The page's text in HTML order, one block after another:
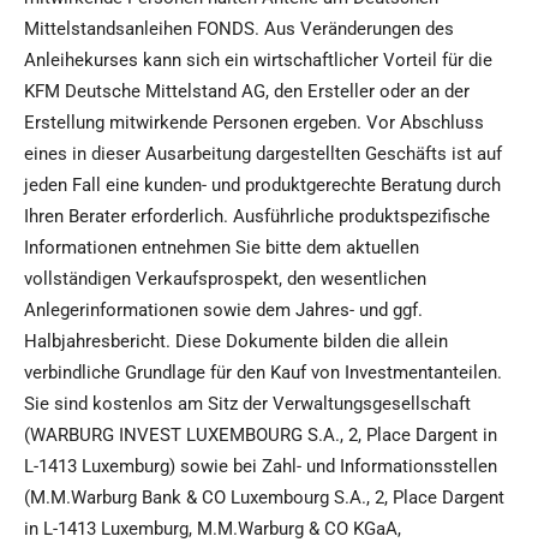
Mittelstandsanleihen FONDS. Aus Veränderungen des
Anleihekurses kann sich ein wirtschaftlicher Vorteil für die
KFM Deutsche Mittelstand AG, den Ersteller oder an der
Erstellung mitwirkende Personen ergeben. Vor Abschluss
eines in dieser Ausarbeitung dargestellten Geschäfts ist auf
jeden Fall eine kunden- und produktgerechte Beratung durch
Ihren Berater erforderlich. Ausführliche produktspezifische
Informationen entnehmen Sie bitte dem aktuellen
vollständigen Verkaufsprospekt, den wesentlichen
Anlegerinformationen sowie dem Jahres- und ggf.
Halbjahresbericht. Diese Dokumente bilden die allein
verbindliche Grundlage für den Kauf von Investmentanteilen.
Sie sind kostenlos am Sitz der Verwaltungsgesellschaft
(WARBURG INVEST LUXEMBOURG S.A., 2, Place Dargent in
L-1413 Luxemburg) sowie bei Zahl- und Informationsstellen
(M.M.Warburg Bank & CO Luxembourg S.A., 2, Place Dargent
in L-1413 Luxemburg, M.M.Warburg & CO KGaA,